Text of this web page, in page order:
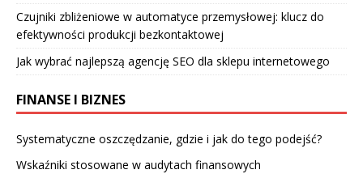
Czujniki zbliżeniowe w automatyce przemysłowej: klucz do
efektywności produkcji bezkontaktowej
Jak wybrać najlepszą agencję SEO dla sklepu internetowego
FINANSE I BIZNES
Systematyczne oszczędzanie, gdzie i jak do tego podejść?
Wskaźniki stosowane w audytach finansowych